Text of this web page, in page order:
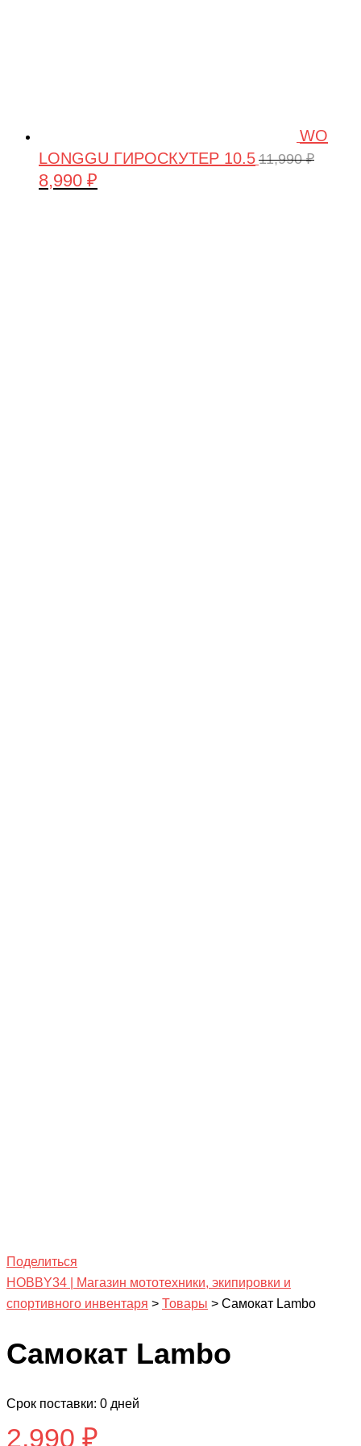
WO
LONGGU ГИРОСКУТЕР 10.5 11,990₽
Первоначальная
8,990 ₽
Поделиться
HOBBY34 | Магазин мототехники, экипировки и
спортивного инвентаря > Товары > Самокат Lambo
Самокат Lambo
Срок поставки: 0 дней
2,990 ₽